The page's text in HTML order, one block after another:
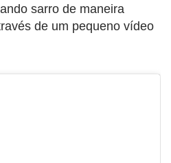
sarro de maneira
de um pequeno vídeo